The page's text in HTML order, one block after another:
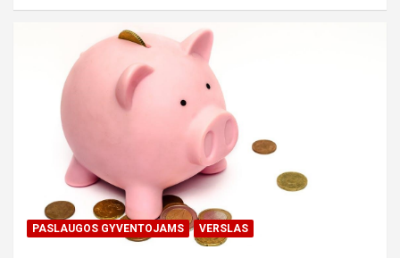
PASLAUGOS GYVENTOJAMS VERSLAS